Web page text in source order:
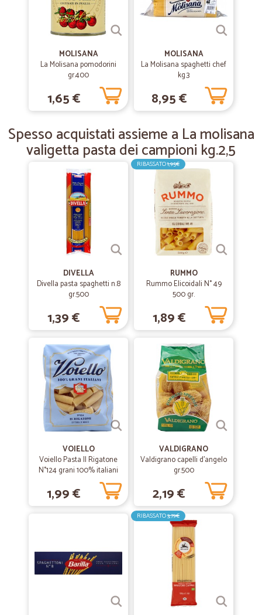
08/02/2020
—Filomena R.
Servizio veloce e spedizione…
Servizio veloce e spedizione impeccabile
15/04/2019
Claudio D.
Correttezza e puntualità!
Correttezza e puntualità!
MOLISANA
La Molisana pomodorini
gr.400
1,65 €
MOLISANA
La Molisana spaghetti chef
kg.3
8,95 €
Spesso acquistati assieme a La molisana
valigetta pasta dei campioni kg.2,5
DIVELLA
Divella pasta spaghetti n.8
gr.500
1,39 €
RIBASSATO1,95€
RUMMO
Rummo Elicoidali N° 49
500 gr.
1,89 €
VOIELLO
Voiello Pasta Il Rigatone
N°124 grani 100% italiani
Trafilata bronzo 500g
1,99 €
VALDIGRANO
Valdigrano capelli d'angelo
gr.500
2,19 €
RIBASSATO3,79€